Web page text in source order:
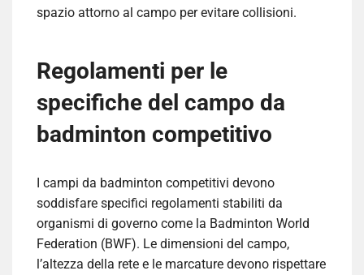
spazio attorno al campo per evitare collisioni.
Regolamenti per le
specifiche del campo da
badminton competitivo
I campi da badminton competitivi devono
soddisfare specifici regolamenti stabiliti da
organismi di governo come la Badminton World
Federation (BWF). Le dimensioni del campo,
l’altezza della rete e le marcature devono rispettare